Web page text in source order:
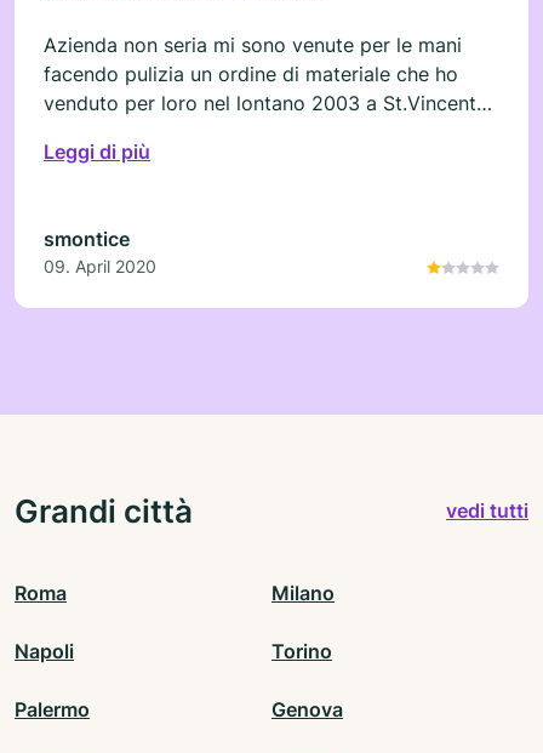
Azienda non seria mi sono venute per le mani
facendo pulizia un ordine di materiale che ho
venduto per loro nel lontano 2003 a St.Vincent
merce sia stata consegnata. Bravi
Leggi di più
smontice
09. April 2020
Grandi città vedi tutti
Roma Milano
Napoli Torino
Palermo Genova